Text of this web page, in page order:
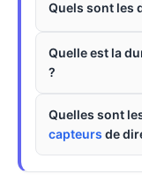
Quels sont les
Quelle est la
?
Quelles sont
capteurs de